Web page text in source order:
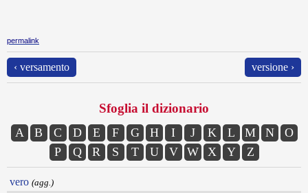
permalink
‹ versamento versione ›
Sfoglia il dizionario
A B C D E F G H I J K L M N
O
P
Q R S T U V W X Y Z
vero (agg.)